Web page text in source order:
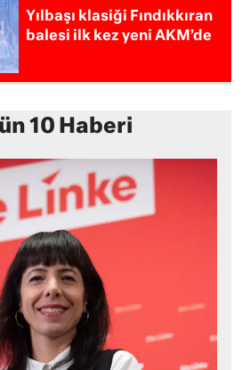
Yılbaşı klasiği Fındıkkıran
balesi ilk kez yeni AKM’de
10 Haberi